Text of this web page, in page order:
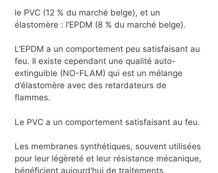
le PVC (12 % du marché belge), et un
élastomère : l’EPDM (8 % du marché belge).
L’EPDM a un comportement peu satisfaisant au
feu. Il existe cependant une qualité auto-
extinguible (NO-FLAM) qui est un mélange
d’élastomère avec des retardateurs de
flammes.
Le PVC a un comportement satisfaisant au feu.
Les membranes synthétiques, souvent utilisées
pour leur légèreté et leur résistance mécanique,
bénéficient aujourd’hui de traitements